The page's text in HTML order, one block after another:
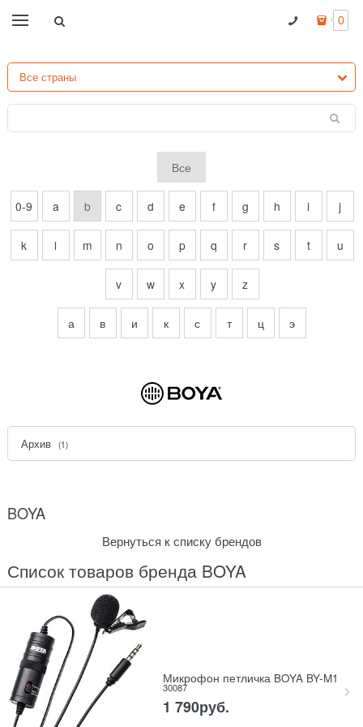
0
Все
0-9 a b c d e f g h i j
k l m n o p q r s t u
v w x y z
а в и к с т ц э
Архив (1)
BOYA
Вернуться к списку брендов
Список товаров бренда BOYA
Микрофон петличка BOYA BY-M1
30087
1 790руб.